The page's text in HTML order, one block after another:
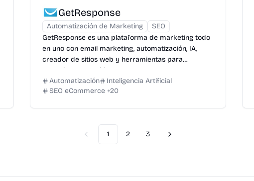
GetResponse
Automatización de Marketing
SEO
GetResponse es una plataforma de marketing todo
en uno con email marketing, automatización, IA,
creador de sitios web y herramientas para
monetizar contenidos.
Automatización
Inteligencia Artificial
SEO eCommerce +20
Previous
1 2 3 Next